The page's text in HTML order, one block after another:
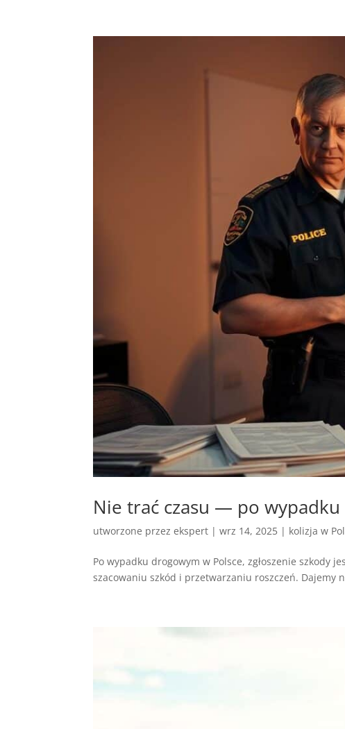
Nie trać czasu — po wypadku
utworzone przezekspert |wrz 14, 2025 | kolizja w
Po wypadku drogowym w Polsce, zgłoszenie szkody
szacowaniu szkód i przetwarzaniu roszczeń. Dajemy